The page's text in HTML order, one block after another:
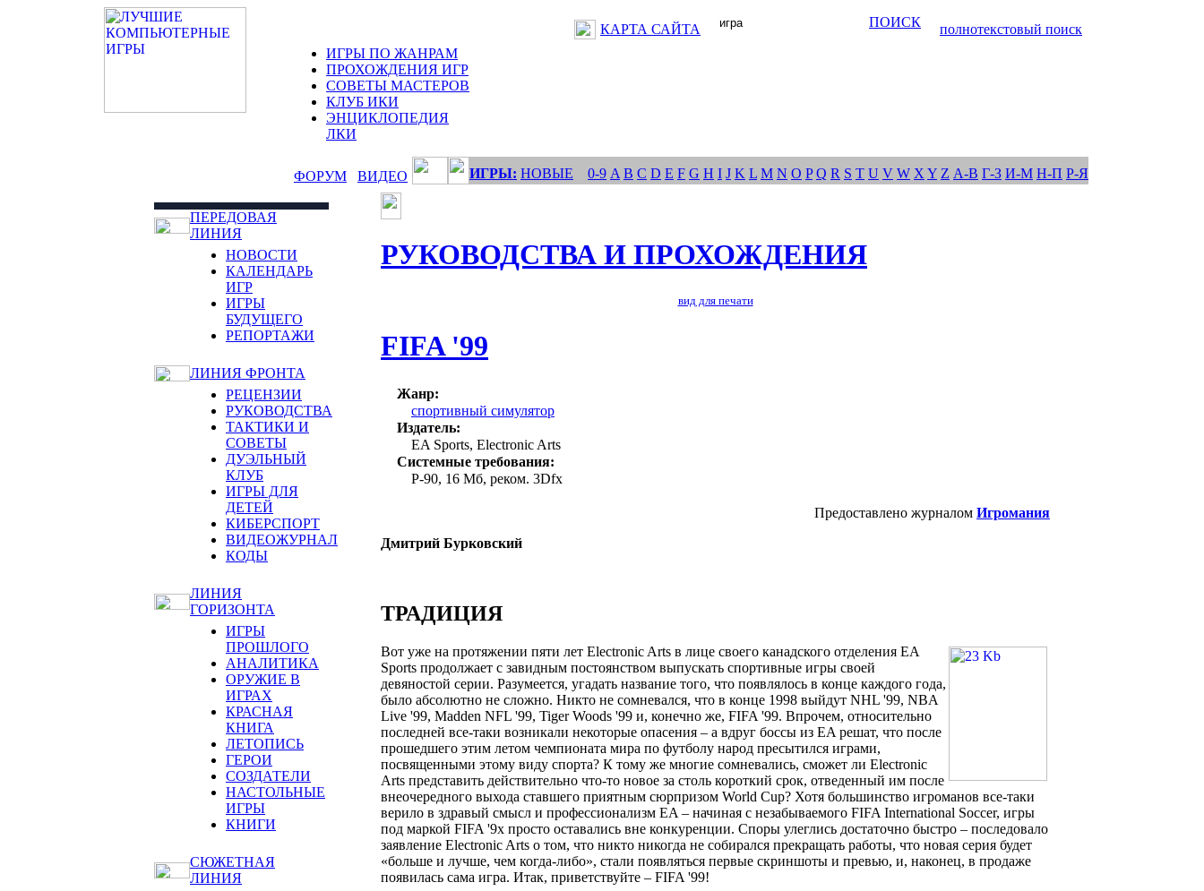
КАРТА САЙТА ПОИСК
полнотекстовый поиск
ИГРЫ ПО ЖАНРАМ
ПРОХОЖДЕНИЯ ИГР
СОВЕТЫ МАСТЕРОВ
КЛУБ ИКИ
ЭНЦИКЛОПЕДИЯ
ЛКИ
ФОРУМ ВИДЕО ИГРЫ: НОВЫЕ 0-9 A B C D E F G H I J K L M N O P Q R S T U V W X Y Z А-В Г-З И-М Н-П Р-Я
ПЕРЕДОВАЯ
ЛИНИЯ
НОВОСТИ
КАЛЕНДАРЬ
ИГР
ИГРЫ
БУДУЩЕГО
РЕПОРТАЖИ
ЛИНИЯ ФРОНТА
РЕЦЕНЗИИ
РУКОВОДСТВА
ТАКТИКИ И
СОВЕТЫ
ДУЭЛЬНЫЙ
КЛУБ
ИГРЫ ДЛЯ
ДЕТЕЙ
КИБЕРСПОРТ
ВИДЕОЖУРНАЛ
КОДЫ
ЛИНИЯ
ГОРИЗОНТА
ИГРЫ
ПРОШЛОГО
АНАЛИТИКА
ОРУЖИЕ В
ИГРАХ
КРАСНАЯ
КНИГА
ЛЕТОПИСЬ
ГЕРОИ
СОЗДАТЕЛИ
НАСТОЛЬНЫЕ
ИГРЫ
КНИГИ
СЮЖЕТНАЯ
ЛИНИЯ
РУКОВОДСТВА И ПРОХОЖДЕНИЯ
вид для печати
FIFA '99
Жанр:
спортивный симулятор
Издатель:
EA Sports, Electronic Arts
Системные требования:
P-90, 16 Mб, реком. 3Dfx
Предоставлено журналом Игромания
Дмитрий Бурковский
ТРАДИЦИЯ
Вот уже на протяжении пяти лет Electronic Arts в лице своего канадского отделения EA
Sports продолжает с завидным постоянством выпускать спортивные игры своей
девяностой серии. Разумеется, угадать название того, что появлялось в конце каждого года,
было абсолютно не сложно. Никто не сомневался, что в конце 1998 выйдут NHL '99, NBA
Live '99, Madden NFL '99, Tiger Woods '99 и, конечно же, FIFA '99. Впрочем, относительно
последней все-таки возникали некоторые опасения – а вдруг боссы из EA решат, что после
прошедшего этим летом чемпионата мира по футболу народ пресытился играми,
посвященными этому виду спорта? К тому же многие сомневались, сможет ли Electronic
Arts представить действительно что-то новое за столь короткий срок, отведенный им после
внеочередного выхода ставшего приятным сюрпризом World Cup? Хотя большинство игроманов все-таки
верило в здравый смысл и профессионализм EA – начиная с незабываемого FIFA International Soccer, игры
под маркой FIFA '9x просто оставались вне конкуренции. Споры улеглись достаточно быстро – последовало
заявление Electronic Arts о том, что никто никогда не собирался прекращать работы, что новая серия будет
«больше и лучше, чем когда-либо», стали появляться первые скриншоты и превью, и, наконец, в продаже
появилась сама игра. Итак, приветствуйте – FIFA '99!